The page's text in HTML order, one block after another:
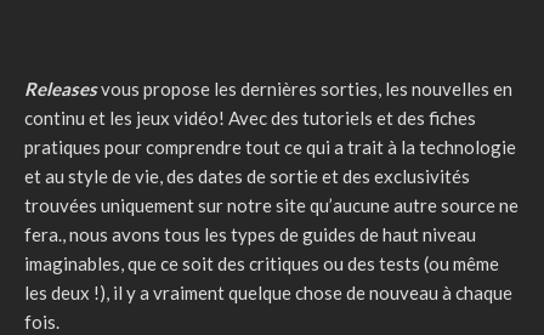
Releasesvous propose les dernières sorties, les nouvelles en
continu et les jeux vidéo! Avec des tutoriels et des fiches
pratiques pour comprendre tout ce qui a trait à la technologie
et au style de vie, des dates de sortie et des exclusivités
trouvées uniquement sur notre site qu’aucune autre source ne
fera., nous avons tous les types de guides de haut niveau
imaginables, que ce soit des critiques ou des tests (ou même
les deux !), il y a vraiment quelque chose de nouveau à chaque
fois.